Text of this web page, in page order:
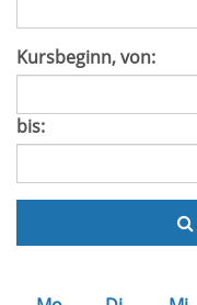
Kursbeginn, von:
bis: